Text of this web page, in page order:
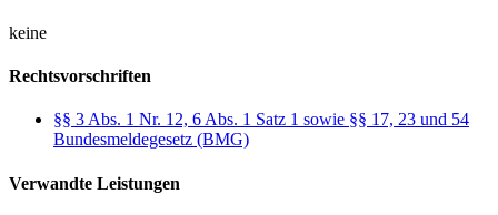
keine
Rechtsvorschriften
§§ 3 Abs. 1 Nr. 12, 6 Abs. 1 Satz 1 sowie §§ 17, 23 und 54
Bundesmeldegesetz (BMG)
Verwandte Leistungen